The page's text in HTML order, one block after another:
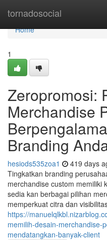
tornadosocial
Home
Home
1
Zeropromosi:
Merchandise
Branding
hesiods535zoa1 419 days
Tingkatkan branding
merchandise custom memiliki
sedia kan berbagai pilihan
memperkuat citra dan
https://
memilih-desain-merchandise-
mendatangkan-banyak-client